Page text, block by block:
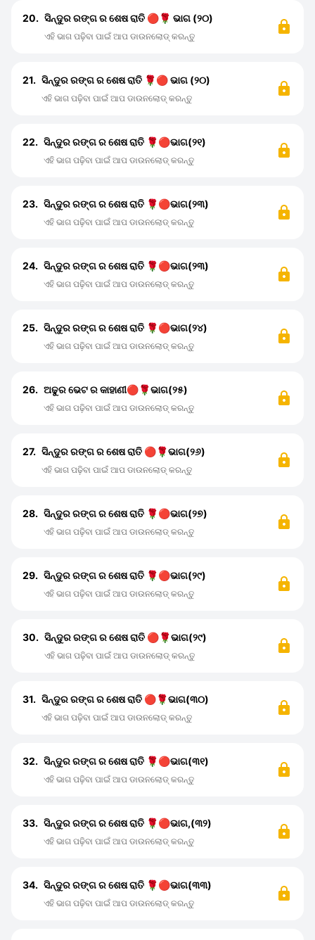
20. ସିନ୍ଦୁର ରଙ୍ଗ ର ଶେଷ ରାତି 🔴🌹 ଭାଗ (୨୦)
ଏହି ଭାଗ ପଢ଼ିବା ପାଇଁ ଆପ ଡାଉନଲୋଡ୍ କରନ୍ତୁ
21. ସିନ୍ଦୁର ରଙ୍ଗ ର ଶେଷ ରାତି 🌹🔴 ଭାଗ (୨୦)
ଏହି ଭାଗ ପଢ଼ିବା ପାଇଁ ଆପ ଡାଉନଲୋଡ୍ କରନ୍ତୁ
22. ସିନ୍ଦୁର ରଙ୍ଗ ର ଶେଷ ରାତି 🌹🔴ଭାଗ(୨୧)
ଏହି ଭାଗ ପଢ଼ିବା ପାଇଁ ଆପ ଡାଉନଲୋଡ୍ କରନ୍ତୁ
23. ସିନ୍ଦୁର ରଙ୍ଗ ର ଶେଷ ରାତି 🌹🔴ଭାଗ(୨୩)
ଏହି ଭାଗ ପଢ଼ିବା ପାଇଁ ଆପ ଡାଉନଲୋଡ୍ କରନ୍ତୁ
24. ସିନ୍ଦୁର ରଙ୍ଗ ର ଶେଷ ରାତି 🌹🔴ଭାଗ(୨୩)
ଏହି ଭାଗ ପଢ଼ିବା ପାଇଁ ଆପ ଡାଉନଲୋଡ୍ କରନ୍ତୁ
25. ସିନ୍ଦୁର ରଙ୍ଗ ର ଶେଷ ରାତି 🌹🔴ଭାଗ(୨୪)
ଏହି ଭାଗ ପଢ଼ିବା ପାଇଁ ଆପ ଡାଉନଲୋଡ୍ କରନ୍ତୁ
26. ଅଢୁର ଭେଟ ର କାହାଣୀ🔴🌹ଭାଗ(୨୫)
ଏହି ଭାଗ ପଢ଼ିବା ପାଇଁ ଆପ ଡାଉନଲୋଡ୍ କରନ୍ତୁ
27. ସିନ୍ଦୁର ରଙ୍ଗ ର ଶେଷ ରାତି 🔴🌹ଭାଗ(୨୬)
ଏହି ଭାଗ ପଢ଼ିବା ପାଇଁ ଆପ ଡାଉନଲୋଡ୍ କରନ୍ତୁ
28. ସିନ୍ଦୁର ରଙ୍ଗ ର ଶେଷ ରାତି 🌹🔴ଭାଗ(୨୭)
ଏହି ଭାଗ ପଢ଼ିବା ପାଇଁ ଆପ ଡାଉନଲୋଡ୍ କରନ୍ତୁ
29. ସିନ୍ଦୁର ରଙ୍ଗ ର ଶେଷ ରାତି 🌹🔴ଭାଗ(୨୯)
ଏହି ଭାଗ ପଢ଼ିବା ପାଇଁ ଆପ ଡାଉନଲୋଡ୍ କରନ୍ତୁ
30. ସିନ୍ଦୁର ରଙ୍ଗ ର ଶେଷ ରାତି 🔴🌹ଭାଗ(୨୯)
ଏହି ଭାଗ ପଢ଼ିବା ପାଇଁ ଆପ ଡାଉନଲୋଡ୍ କରନ୍ତୁ
31. ସିନ୍ଦୁର ରଙ୍ଗ ର ଶେଷ ରାତି 🔴🌹ଭାଗ(୩୦)
ଏହି ଭାଗ ପଢ଼ିବା ପାଇଁ ଆପ ଡାଉନଲୋଡ୍ କରନ୍ତୁ
32. ସିନ୍ଦୁର ରଙ୍ଗ ର ଶେଷ ରାତି 🌹🔴ଭାଗ(୩୧)
ଏହି ଭାଗ ପଢ଼ିବା ପାଇଁ ଆପ ଡାଉନଲୋଡ୍ କରନ୍ତୁ
33. ସିନ୍ଦୁର ରଙ୍ଗ ର ଶେଷ ରାତି 🌹🔴ଭାଗ,(୩୨)
ଏହି ଭାଗ ପଢ଼ିବା ପାଇଁ ଆପ ଡାଉନଲୋଡ୍ କରନ୍ତୁ
34. ସିନ୍ଦୁର ରଙ୍ଗ ର ଶେଷ ରାତି 🌹🔴ଭାଗ(୩୩)
ଏହି ଭାଗ ପଢ଼ିବା ପାଇଁ ଆପ ଡାଉନଲୋଡ୍ କରନ୍ତୁ